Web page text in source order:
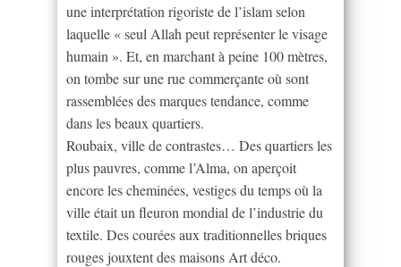
une interprétation rigoriste de l’islam selon
laquelle « seul Allah peut représenter le visage
humain ». Et, en marchant à peine 100 mètres,
on tombe sur une rue commerçante où sont
rassemblées des marques tendance, comme
dans les beaux quartiers.
Roubaix, ville de contrastes… Des quartiers les
plus pauvres, comme l’Alma, on aperçoit
encore les cheminées, vestiges du temps où la
ville était un fleuron mondial de l’industrie du
textile. Des courées aux traditionnelles briques
rouges jouxtent des maisons Art déco.